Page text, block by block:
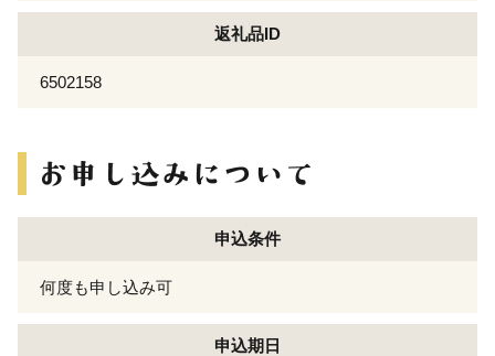
返礼品ID
6502158
申込条件
何度も申し込み可
申込期日